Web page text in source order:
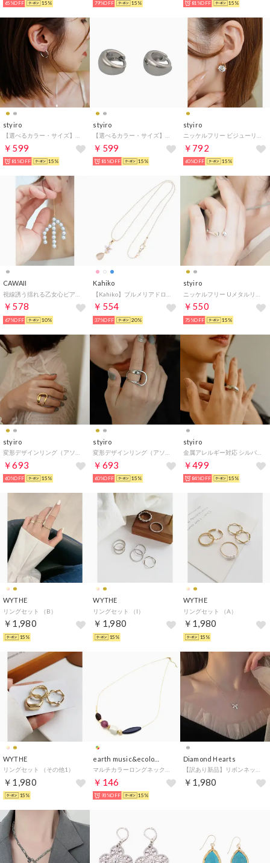
65%OFF 15% 79%OFF 15% 81%OFF 15%
styiro
￥599
81%OFF 15%
styiro
￥599
81%OFF 15%
styiro
￥792
60%OFF 15%
CAWAII
￥578
67%OFF 10%
Kahiko
￥554
37%OFF 20%
styiro
￥550
75%OFF 15%
styiro
￥693
60%OFF 15%
styiro
￥693
60%OFF 15%
styiro
金属アレルギー対応 シルバーリング フリーサイズ（アソート8）
￥499
84%OFF 15%
WYTHE
リングセット （B）
￥1,980
15%
WYTHE
リングセット （I）
￥1,980
15%
WYTHE
リングセット （A）
￥1,980
15%
WYTHE
リングセット （その他1）
￥1,980
15%
￥146
93%OFF 15%
Diamond Hearts
￥1,980